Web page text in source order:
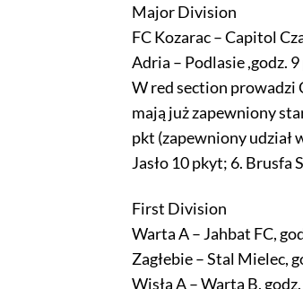
Major Division
FC Kozarac – Capitol
Adria – Podlasie ,godz. 9
W red section prowadzi
mają już zapewniony
pkt (zapewniony udział
Jasło 10 pkyt; 6. Brusfa
First Division
Warta A – Jahbat FC,
Zagłebie – Stal Mielec,
Wisła A – Warta B,